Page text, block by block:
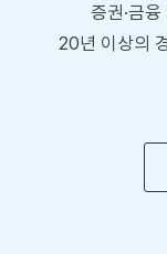
증권·금
20년 이상의